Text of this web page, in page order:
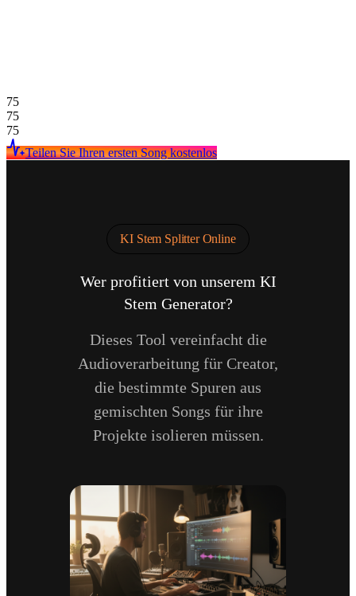
75
75
75
Teilen Sie Ihren ersten Song kostenlos
KI Stem Splitter Online
Wer profitiert von unserem KI
Stem Generator?
Dieses Tool vereinfacht die
Audioverarbeitung für Creator,
die bestimmte Spuren aus
gemischten Songs für ihre
Projekte isolieren müssen.